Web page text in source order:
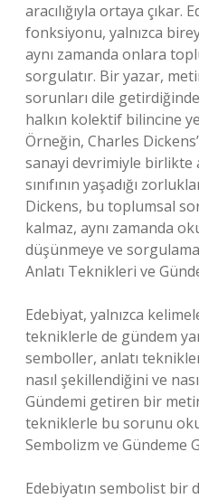
aracılığıyla ortaya çıkar.
fonksiyonu, yalnızca
aynı zamanda onlara
sorgulatır. Bir yazar,
sorunları dile
halkın kolektif bilincine
Örneğin, Charles
sanayi devrimiyle birlikte
sınıfının yaşadığı
Dickens, bu toplumsal
kalmaz, aynı zamanda
düşünmeye ve
Anlatı Teknikleri ve
Edebiyat, yalnızca
tekniklerle de gündem
semboller, anlatı
nasıl şekillendiğini ve
Gündemi getiren bir
tekniklerle bu sorunu
Sembolizm ve Gündeme
Edebiyatın sembolist bir